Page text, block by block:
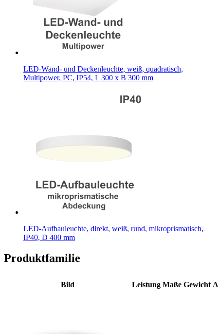
LED-Wand- und Deckenleuchte, weiß, quadratisch,
Multipower, PC, IP54, L 300 x B 300 mm
LED-Aufbauleuchte, direkt, weiß, rund, mikroprismatisch,
IP40, D 400 mm
Produktfamilie
Bild Leistung Maße Gewicht